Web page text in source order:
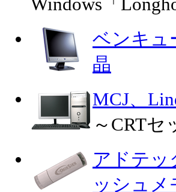
Windows「
ベンキュ
晶
MCJ、
～CRTセ
アドテッ
ッシュメ